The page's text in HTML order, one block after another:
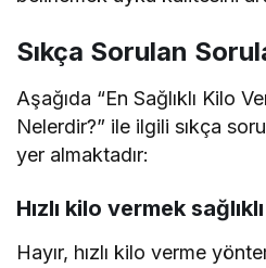
Sıkça Sorulan
Aşağıda “En Sağlıklı Kilo
Nelerdir?” ile ilgili sıkça
yer almaktadır:
Hızlı kilo vermek sağlıklı
Hayır, hızlı kilo verme